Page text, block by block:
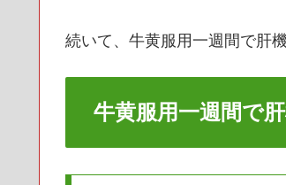
続いて、牛黄服用一週間で肝
牛黄服用一週間で